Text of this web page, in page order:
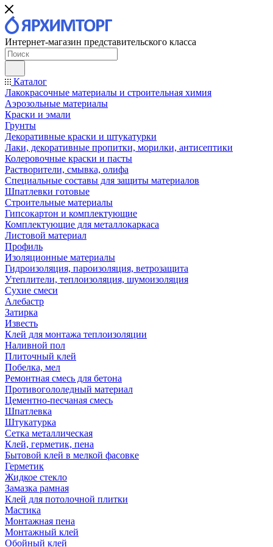
Интернет-магазин представительского класса
Каталог
Лакокрасочные материалы и строительная химия
Аэрозольные материалы
Краски и эмали
Грунты
Декоративные краски и штукатурки
Лаки, декоративные пропитки, морилки, антисептики
Колеровочные краски и пасты
Растворители, смывка, олифа
Специальные составы для защиты материалов
Шпатлевки готовые
Строительные материалы
Гипсокартон и комплектующие
Комплектующие для металлокаркаса
Листовой материал
Профиль
Изоляционные материалы
Гидроизоляция, пароизоляция, ветрозащита
Утеплители, теплоизоляция, шумоизоляция
Сухие смеси
Алебастр
Затирка
Известь
Клей для монтажа теплоизоляции
Наливной пол
Плиточный клей
Побелка, мел
Ремонтная смесь для бетона
Противогололедный материал
Цементно-песчаная смесь
Шпатлевка
Штукатурка
Сетка металлическая
Клей, герметик, пена
Бытовой клей в мелкой фасовке
Герметик
Жидкое стекло
Замазка рамная
Клей для потолочной плитки
Мастика
Монтажная пена
Монтажный клей
Обойный клей